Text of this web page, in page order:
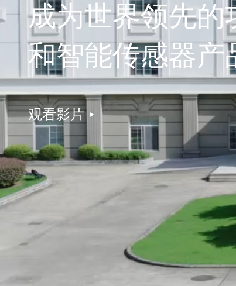
成为世界领先的
和智能传感器产
观看影片